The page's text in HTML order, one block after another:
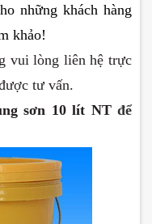
những khách hàng
khảo!
vui lòng liên hệ trực
tư vấn.
sơn 10 lít NTđể